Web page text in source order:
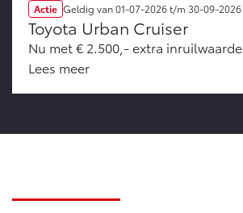
Actie Geldig van01-07-2026t/m 30-09-2026
Toyota Urban Cruiser
Nu met € 2.500,- extra inruilwaarde
Lees meer